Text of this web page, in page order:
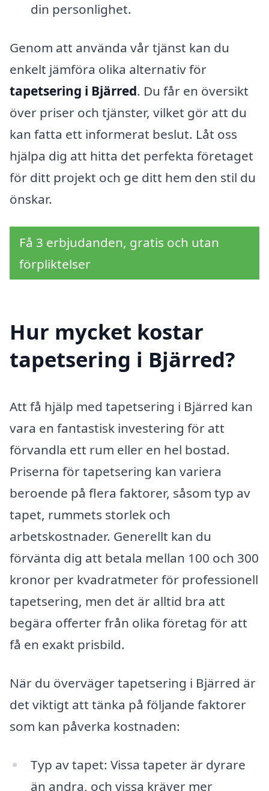
din personlighet.
Genom att använda vår tjänst kan du
enkelt jämföra olika alternativ för
tapetsering i Bjärred. Du får en översikt
över priser och tjänster, vilket gör att du
kan fatta ett informerat beslut. Låt oss
hjälpa dig att hitta det perfekta företaget
för ditt projekt och ge ditt hem den stil du
önskar.
Få 3 erbjudanden, gratis och utan
förpliktelser
Hur mycket kostar
tapetsering i Bjärred?
Att få hjälp med tapetsering i Bjärred kan
vara en fantastisk investering för att
förvandla ett rum eller en hel bostad.
Priserna för tapetsering kan variera
beroende på flera faktorer, såsom typ av
tapet, rummets storlek och
arbetskostnader. Generellt kan du
förvänta dig att betala mellan 100 och 300
kronor per kvadratmeter för professionell
tapetsering, men det är alltid bra att
begära offerter från olika företag för att
få en exakt prisbild.
När du överväger tapetsering i Bjärred är
det viktigt att tänka på följande faktorer
som kan påverka kostnaden:
Typ av tapet: Vissa tapeter är dyrare
än andra, och vissa kräver mer